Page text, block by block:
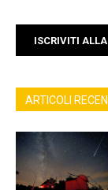
ISCRIVITI ALLA
ARTICOLI